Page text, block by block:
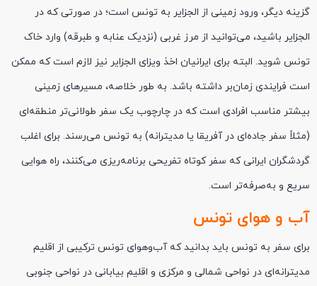
گزینه دیگر، ورود زمینی از الجزایر به تونس است؛ در صورتی که در
الجزایر باشید، می‌توانید از مرز غربی (نزدیک عنابه و طبرقه) وارد خاک
تونس شوید. البته برای ایرانیان اخذ ویزای الجزایر نیز لازم است که ممکن
است فرایندی زمان‌بر داشته باشد. به طور خلاصه، مسیرهای زمینی
بیشتر مناسب افرادی است که در چارچوب یک سفر طولانی‌تر منطقه‌ای
(مثلاً سفر جاده‌ای در آفریقا یا مدیترانه) به تونس می‌رسند. برای اغلب
گردشگران ایرانی که سفر کوتاه تفریحی برنامه‌ریزی می‌کنند، راه هوایی
سریع و به‌صرفه‌تر است.
آب و هوای تونس
برای سفر به تونس باید بدانید که آب‌وهوای تونس ترکیبی از اقلیم
مدیترانه‌ای در نواحی شمالی و مرکزی و اقلیم بیابانی در نواحی جنوبی